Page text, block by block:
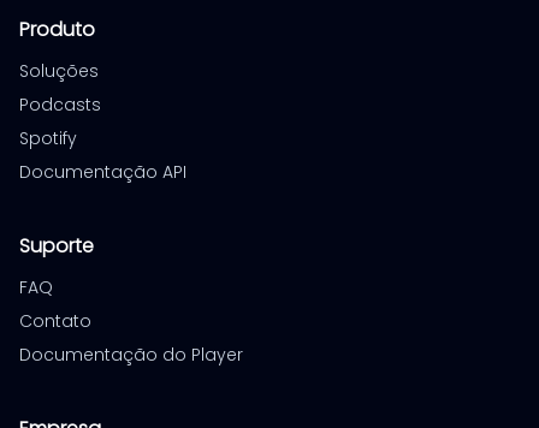
Produto
Soluções
Podcasts
Spotify
Documentação API
Suporte
FAQ
Contato
Documentação do Player